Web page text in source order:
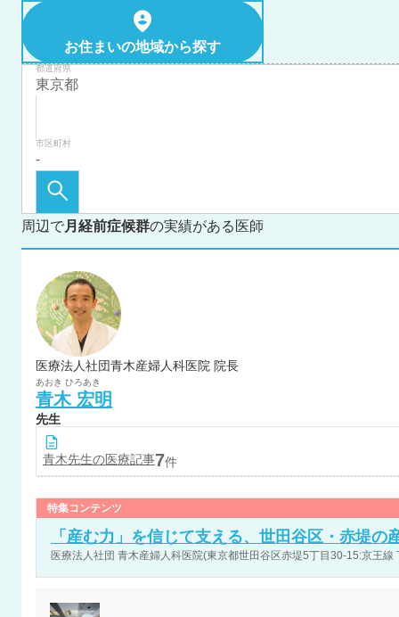
お住まいの地域から探す
都道府県
市区町村
周辺で月経前症候群の実績がある医師
医療法人社団青木産婦人科医院 院長
あおき ひろあき
青木 宏明
先生
青木先生の医療記事7件
特集コンテンツ
「産む力」を信じて支える、世田谷区・赤堤の
医療法人社団 青木産婦人科医院(東京都世田谷区赤堤5丁目30-15:京王